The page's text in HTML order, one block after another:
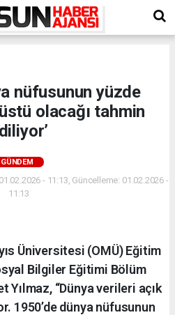
nüfusunun yüzde
olacağı tahmin
GÜNDEM
- 11:13, Güncelleme: 01.02.2026 -
11:13
Üniversitesi (OMÜ) Eğitim
Bilgiler Eğitimi Bölüm
Yılmaz, “Dünya verileri açık
1950’de dünya nüfusunun